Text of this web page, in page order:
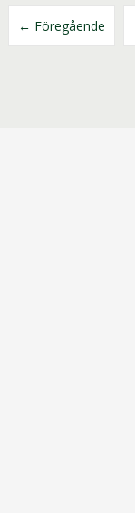
← Föregående